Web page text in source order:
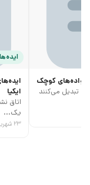
کوچک
تبدیل می‌کنند
ایکیا
اتاق
یک...
۲۳ شهریور ۱۴۰۴